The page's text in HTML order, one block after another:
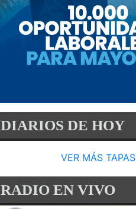
DIARIOS DE HOY
VER MÁS TAPAS
RADIO EN VIVO